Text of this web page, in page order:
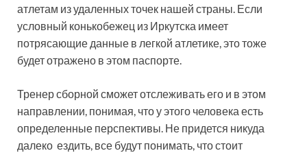
атлетам из удаленных точек нашей страны. Если
условный конькобежец из Иркутска имеет
потрясающие данные в легкой атлетике, это тоже
будет отражено в этом паспорте.
Тренер сборной сможет отслеживать его и в этом
направлении, понимая, что у этого человека есть
определенные перспективы. Не придется никуда
далеко ездить, все будут понимать, что стоит